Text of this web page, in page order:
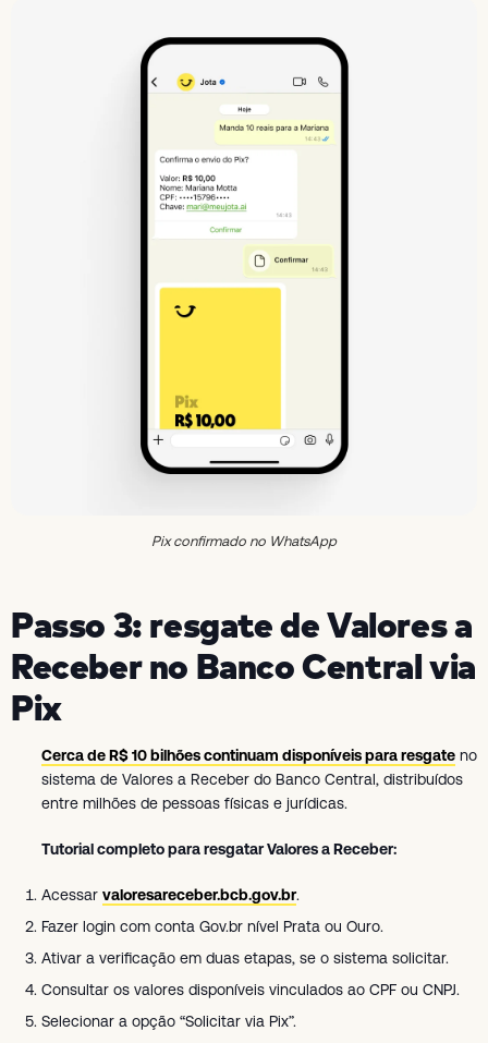
Pix confirmado no WhatsApp
Passo 3: resgate de Valores a
Receber no Banco Central via
Pix
Cerca de R$ 10 bilhões continuam disponíveis para resgate no
sistema de Valores a Receber do Banco Central, distribuídos
entre milhões de pessoas físicas e jurídicas.
Tutorial completo para resgatar Valores a Receber:
Acessar valoresareceber.bcb.gov.br.
Fazer login com conta Gov.br nível Prata ou Ouro.
Ativar a verificação em duas etapas, se o sistema solicitar.
Consultar os valores disponíveis vinculados ao CPF ou CNPJ.
Selecionar a opção “Solicitar via Pix”.